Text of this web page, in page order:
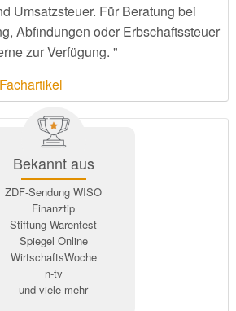
Umsatzsteuer. Für Beratung bei
Abfindungen oder Erbschaftssteuer
zur Verfügung. "
Bekannt aus
ZDF-Sendung WISO
Finanztip
Stiftung Warentest
Spiegel Online
WirtschaftsWoche
n-tv
und viele mehr